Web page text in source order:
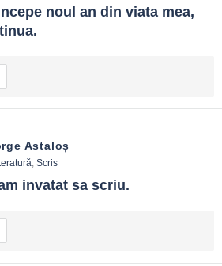
noul an din viata mea,
Astaloș
Scris
invatat sa scriu.